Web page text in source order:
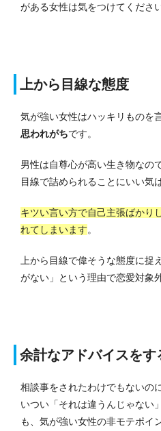
がある女性は気をつけてください
上から目線な態度
気が強い女性はハッキリものを
思われがちです。
男性は自尊心が高い生き物なの
目線で詰められることにいい気
キツい言い方で自己主張ばかり
れてしまいます。
上から目線で偉そうな態度に
がない」という理由で恋愛対象
余計なアドバイスをす
相談事をされたわけでもないの
いつい「それは違うんじゃない
も、気が強い女性の非モテポイ